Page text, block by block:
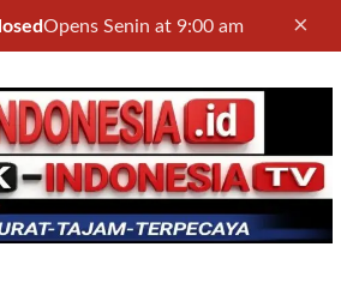
Opens Senin at 9:00 am ×